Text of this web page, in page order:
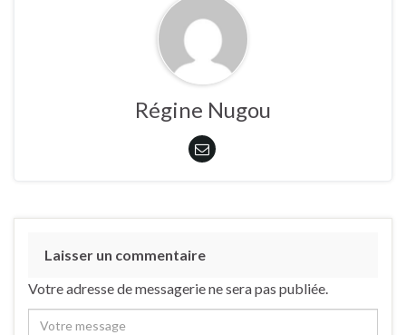
Régine Nugou
Laisser un commentaire
Votre adresse de messagerie ne sera pas publiée.